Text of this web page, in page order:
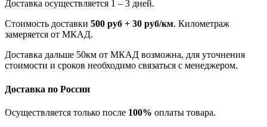
Доставка осуществляется 1 – 3 дней.
Стоимость доставки 500 руб + 30 руб/км. Километраж
замеряется от МКАД.
Доставка дальше 50км от МКАД возможна, для уточнения
стоимости и сроков необходимо связаться с менеджером.
Доставка по России
Осуществляется только после 100% оплаты товара.